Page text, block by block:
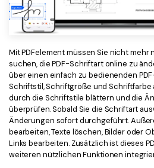
Mit PDFelement müssen Sie nicht mehr
suchen, die PDF-Schriftart online zu
über einen einfach zu bedienenden
Schriftstil, Schriftgröße und Schriftfarbe
durch die Schriftstile blättern und die
überprüfen. Sobald Sie die Schriftart
Änderungen sofort durchgeführt.
bearbeiten, Texte löschen, Bilder oder
Links bearbeiten. Zusätzlich ist dieses
weiteren nützlichen Funktionen